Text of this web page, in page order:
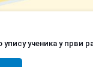
ученика у први